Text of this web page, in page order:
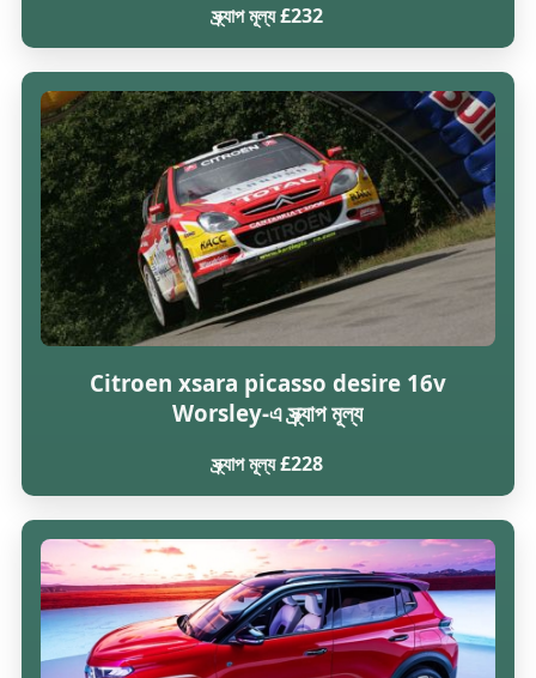
স্ক্র্যাপ মূল্য £232
Citroen xsara picasso desire 16v
Worsley-এ স্ক্র্যাপ মূল্য
স্ক্র্যাপ মূল্য £228